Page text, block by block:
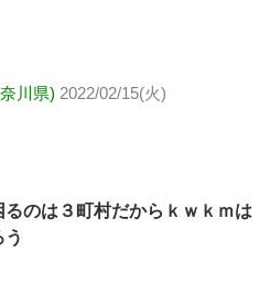
川県) 2022/02/15(火)
のは３町村だからｋｗｋｍは